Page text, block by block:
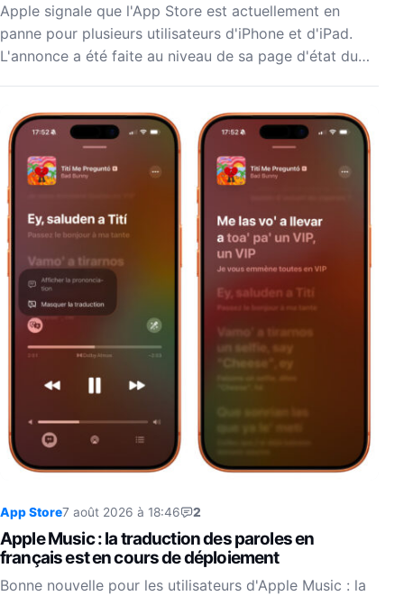
Apple signale que l'App Store est actuellement en
panne pour plusieurs utilisateurs d'iPhone et d'iPad.
L'annonce a été faite au niveau de sa page d'état du…
App Store7 août 2026 à 18:46 2
Apple Music : la traduction des paroles en
français est en cours de déploiement
Bonne nouvelle pour les utilisateurs d'Apple Music : la